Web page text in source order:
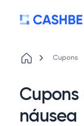
Cupons
náusea